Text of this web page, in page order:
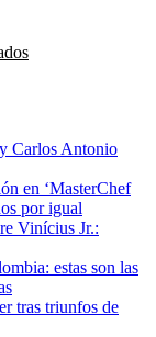
Carlos Antonio
en ‘MasterChef
por igual
Vinícius Jr.:
estas son las
tras triunfos de